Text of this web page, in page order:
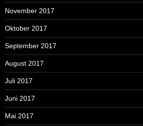
November 2017
Oktober 2017
September 2017
August 2017
Juli 2017
Juni 2017
Mai 2017